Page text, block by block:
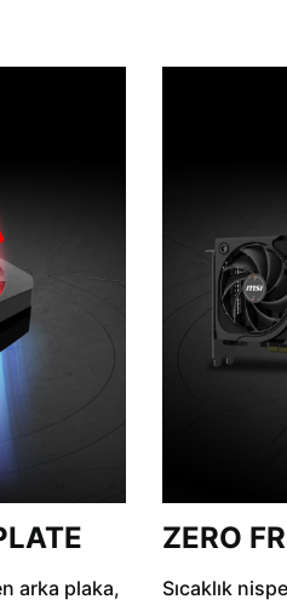
arka plaka,
ZERO
Sıcaklık